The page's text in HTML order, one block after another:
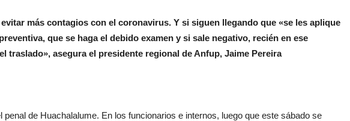
más contagios con el coronavirus. Y si siguen llegando que «se les aplique
que se haga el debido examen y si sale negativo, recién en ese
traslado», asegura el presidente regional de Anfup, Jaime Pereira
penal de Huachalalume. En los funcionarios e internos, luego que este sábado se